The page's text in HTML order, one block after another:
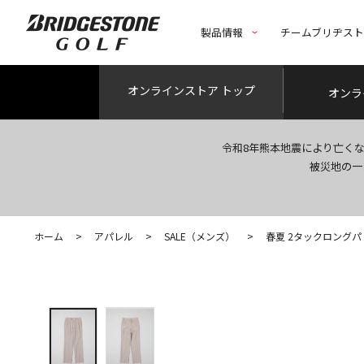
製品情報 チームブリヂス
オンラインストア トップ オン
令和8年熊本地震により亡く
被災地の
ホーム > アパレル > SALE（メンズ） > 春夏 2タックロング